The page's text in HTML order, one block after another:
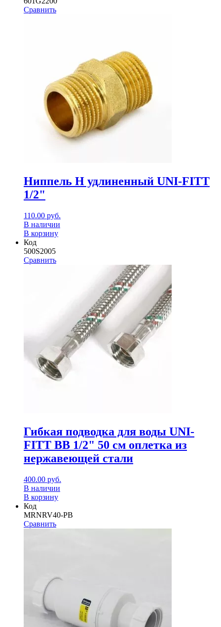
Сравнить
Ниппель Н удлиненный UNI-FITT
1/2"
110.00 руб.
В наличии
В корзину
Код
500S2005
Сравнить
Гибкая подводка для воды UNI-
FITT ВВ 1/2" 50 см оплетка из
нержавеющей стали
400.00 руб.
В наличии
В корзину
Код
MRNRV40-PB
Сравнить